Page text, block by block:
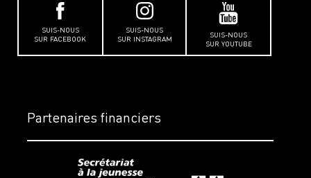
SUIS-NOUS
SUR FACEBOOK
SUIS-NOUS
SUR INSTAGRAM
SUIS-NOUS
SUR YOUTUBE
Partenaires financiers